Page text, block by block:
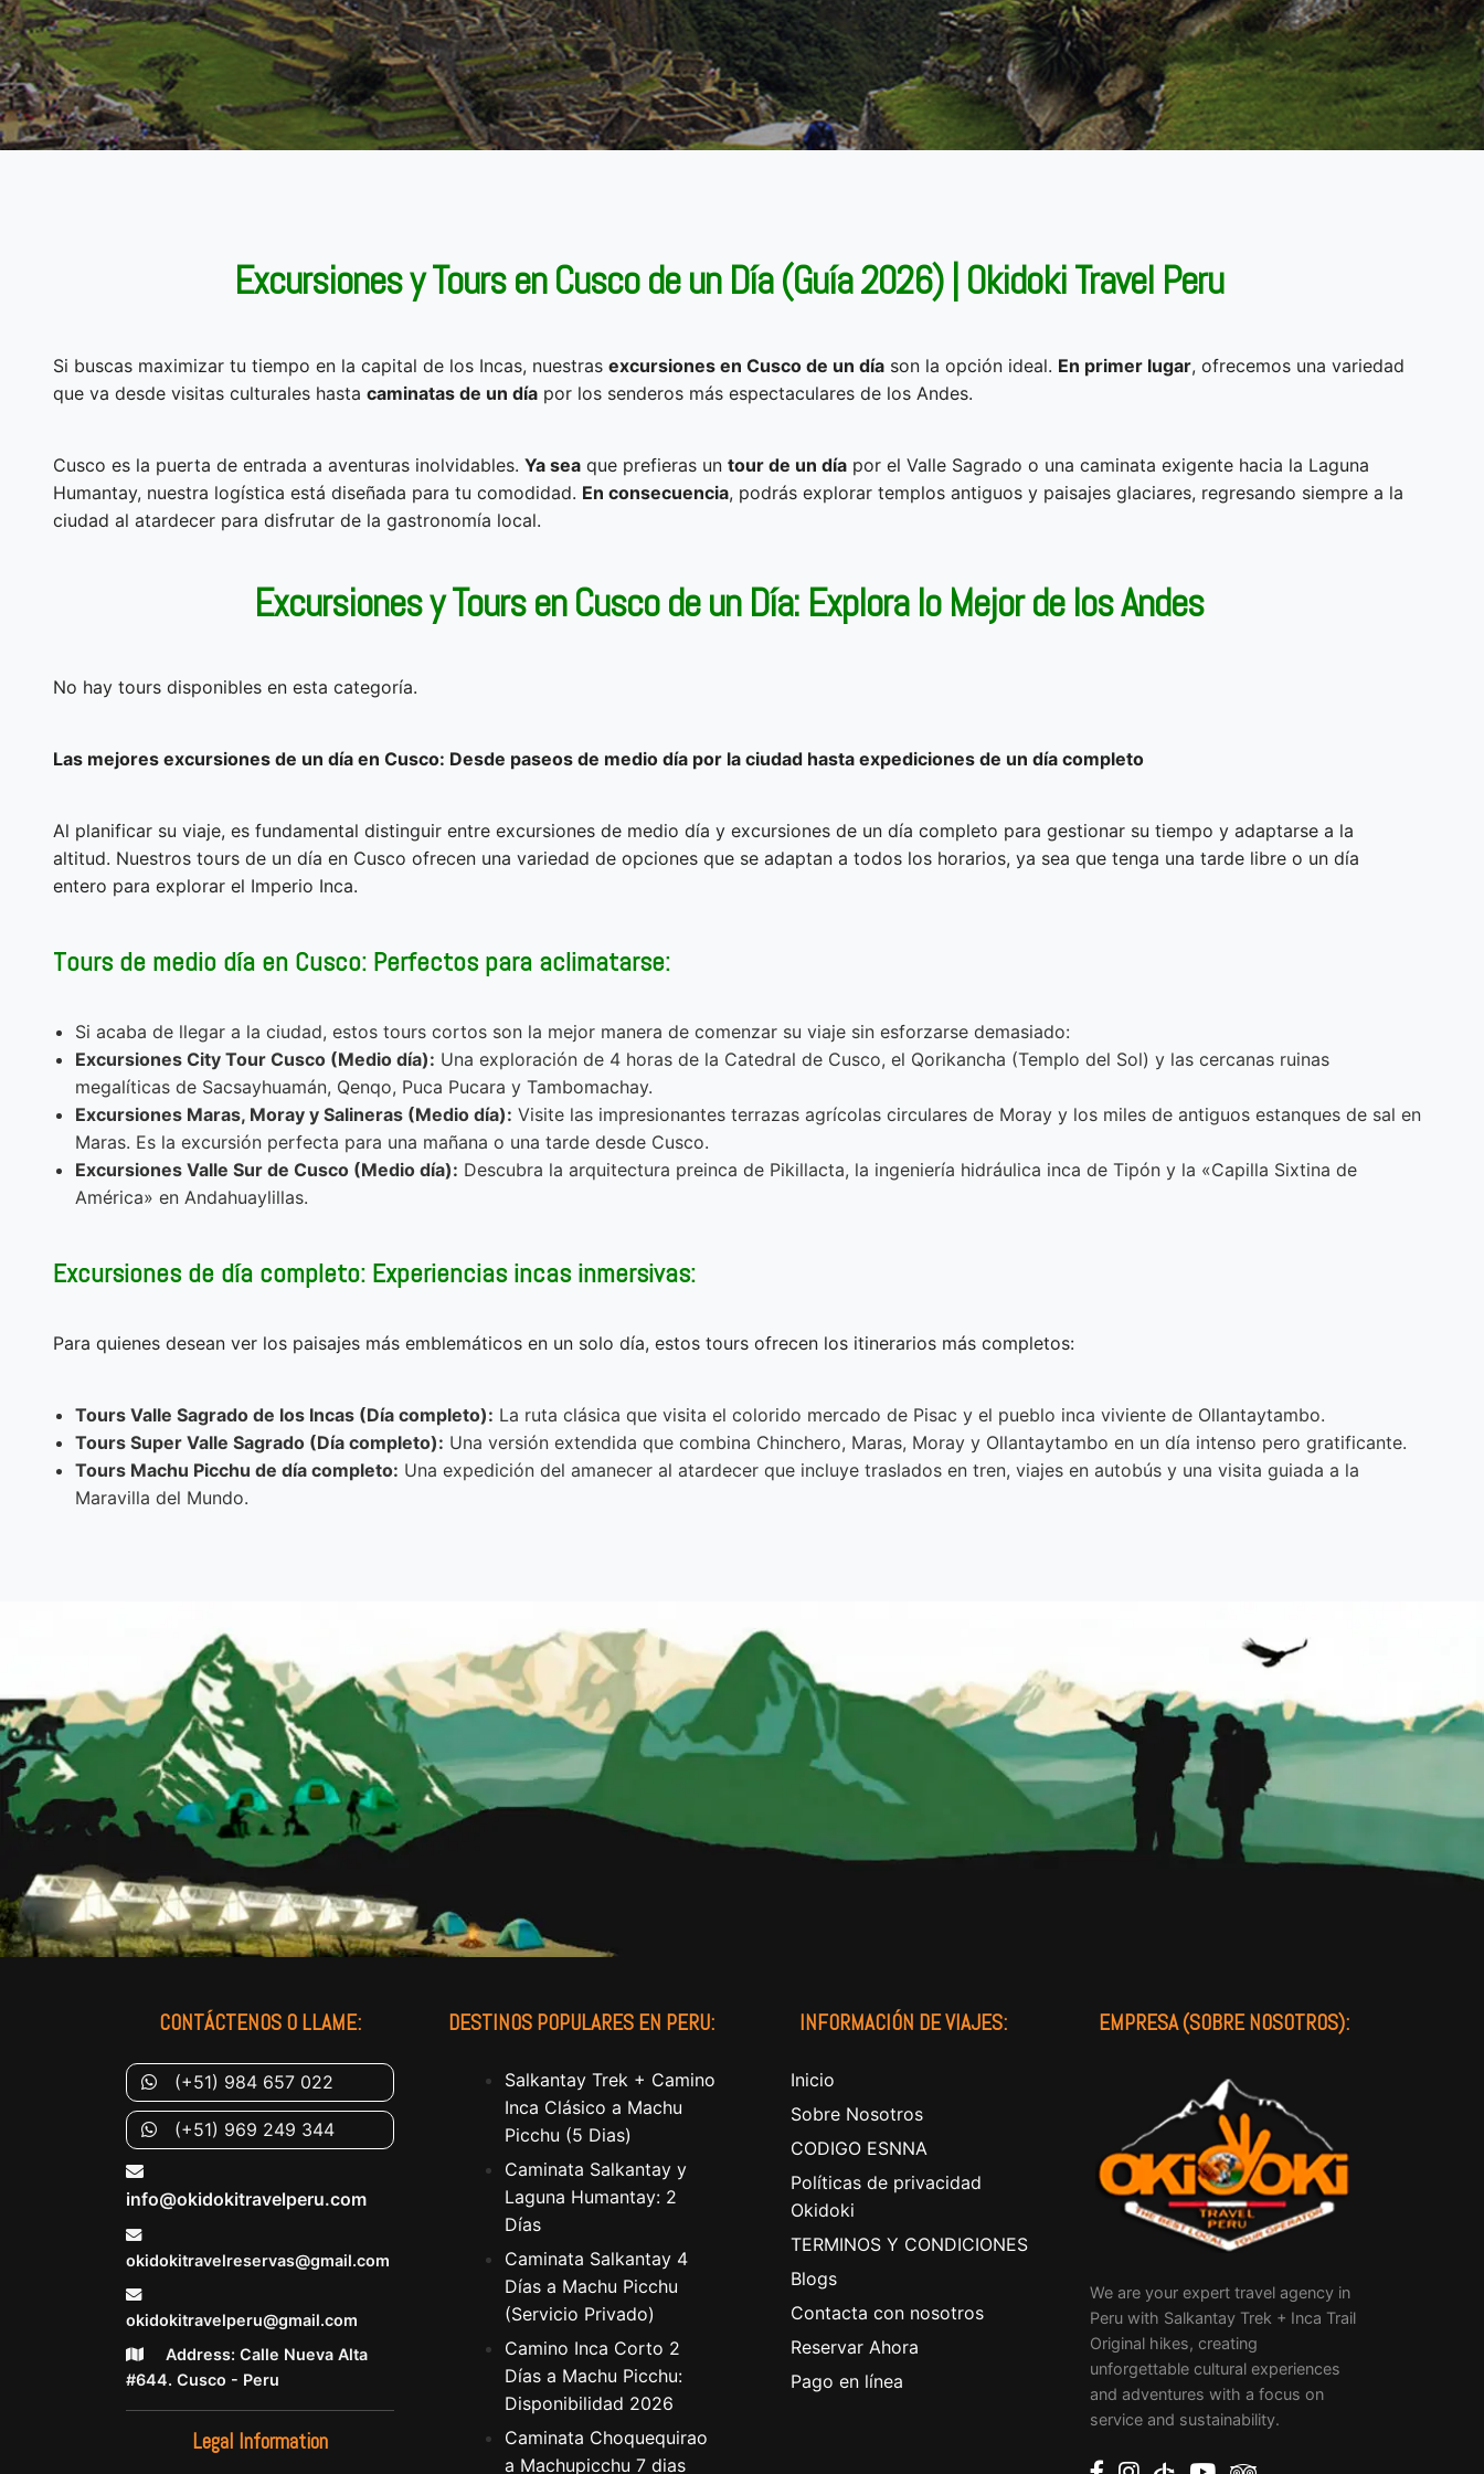
Excursiones y Tours en Cusco de un Día (Guía 2026) | Okidoki Travel Peru
Si buscas maximizar tu tiempo en la capital de los Incas, nuestras excursiones en Cusco de un día son la opción ideal. En primer lugar, ofrecemos una variedad
que va desde visitas culturales hasta caminatas de un día por los senderos más espectaculares de los Andes.
Cusco es la puerta de entrada a aventuras inolvidables. Ya sea que prefieras un tour de un día por el Valle Sagrado o una caminata exigente hacia la Laguna
Humantay, nuestra logística está diseñada para tu comodidad. En consecuencia, podrás explorar templos antiguos y paisajes glaciares, regresando siempre a la
ciudad al atardecer para disfrutar de la gastronomía local.
Excursiones y Tours en Cusco de un Día: Explora lo Mejor de los Andes
No hay tours disponibles en esta categoría.
Las mejores excursiones de un día en Cusco: Desde paseos de medio día por la ciudad hasta expediciones de un día completo
Al planificar su viaje, es fundamental distinguir entre excursiones de medio día y excursiones de un día completo para gestionar su tiempo y adaptarse a la
altitud. Nuestros tours de un día en Cusco ofrecen una variedad de opciones que se adaptan a todos los horarios, ya sea que tenga una tarde libre o un día
entero para explorar el Imperio Inca.
Tours de medio día en Cusco: Perfectos para aclimatarse:
Si acaba de llegar a la ciudad, estos tours cortos son la mejor manera de comenzar su viaje sin esforzarse demasiado:
Excursiones City Tour Cusco (Medio día): Una exploración de 4 horas de la Catedral de Cusco, el Qorikancha (Templo del Sol) y las cercanas ruinas
megalíticas de Sacsayhuamán, Qenqo, Puca Pucara y Tambomachay.
Excursiones Maras, Moray y Salineras (Medio día): Visite las impresionantes terrazas agrícolas circulares de Moray y los miles de antiguos estanques de sal en
Maras. Es la excursión perfecta para una mañana o una tarde desde Cusco.
Excursiones Valle Sur de Cusco (Medio día): Descubra la arquitectura preinca de Pikillacta, la ingeniería hidráulica inca de Tipón y la «Capilla Sixtina de
América» ​​en Andahuaylillas.
Excursiones de día completo: Experiencias incas inmersivas:
Para quienes desean ver los paisajes más emblemáticos en un solo día, estos tours ofrecen los itinerarios más completos:
Tours Valle Sagrado de los Incas (Día completo): La ruta clásica que visita el colorido mercado de Pisac y el pueblo inca viviente de Ollantaytambo.
Tours Super Valle Sagrado (Día completo): Una versión extendida que combina Chinchero, Maras, Moray y Ollantaytambo en un día intenso pero gratificante.
Tours Machu Picchu de día completo: Una expedición del amanecer al atardecer que incluye traslados en tren, viajes en autobús y una visita guiada a la
Maravilla del Mundo.
CONTÁCTENOS O LLAME:
(+51) 984 657 022
(+51) 969 249 344
info@okidokitravelperu.com
okidokitravelreservas@gmail.com
okidokitravelperu@gmail.com
Address: Calle Nueva Alta
#644. Cusco - Peru
Legal Information
DESTINOS POPULARES EN PERU:
Salkantay Trek + Camino
Inca Clásico a Machu
Picchu (5 Dias)
Caminata Salkantay y
Laguna Humantay: 2
Días
Caminata Salkantay 4
Días a Machu Picchu
(Servicio Privado)
Camino Inca Corto 2
Días a Machu Picchu:
Disponibilidad 2026
Caminata Choquequirao
a Machupicchu 7 dias
INFORMACIÓN DE VIAJES:
Inicio
Sobre Nosotros
CODIGO ESNNA
Políticas de privacidad
Okidoki
TERMINOS Y CONDICIONES
Blogs
Contacta con nosotros
Reservar Ahora
Pago en línea
EMPRESA (SOBRE NOSOTROS):
We are your expert travel agency in
Peru with Salkantay Trek + Inca Trail
Original hikes, creating
unforgettable cultural experiences
and adventures with a focus on
service and sustainability.